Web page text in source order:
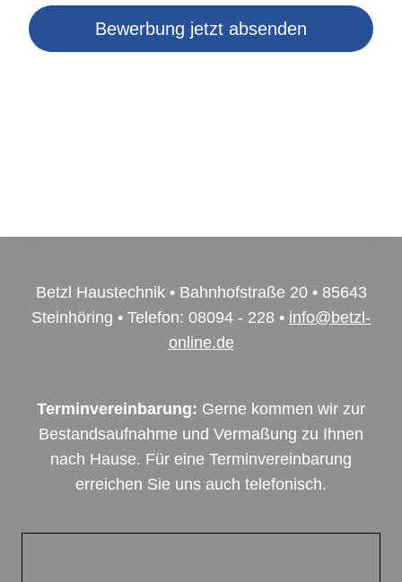
Bewerbung jetzt absenden
Betzl Haustechnik • Bahnhofstraße 20 • 85643
Steinhöring • Telefon: 08094 - 228 • info@betzl-
online.de
Terminvereinbarung: Gerne kommen wir zur
Bestandsaufnahme und Vermaßung zu Ihnen
nach Hause. Für eine Terminvereinbarung
erreichen Sie uns auch telefonisch.